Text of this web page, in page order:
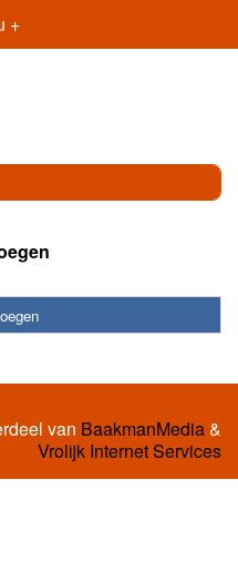
+
van BaakmanMedia&
Vrolijk Internet Services